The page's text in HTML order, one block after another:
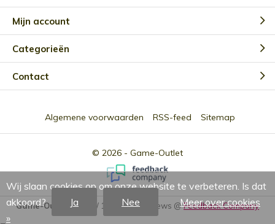
Mijn account
Categorieën
Contact
© 2026 - Game-Outlet
Algemene voorwaarden RSS-feed Sitemap
Game-Outlet NL / 10 2301Reviews @Feedback Company
Wij slaan cookies op om onze website te verbeteren. Is dat
akkoord?
Ja Nee
Meer over cookies
»